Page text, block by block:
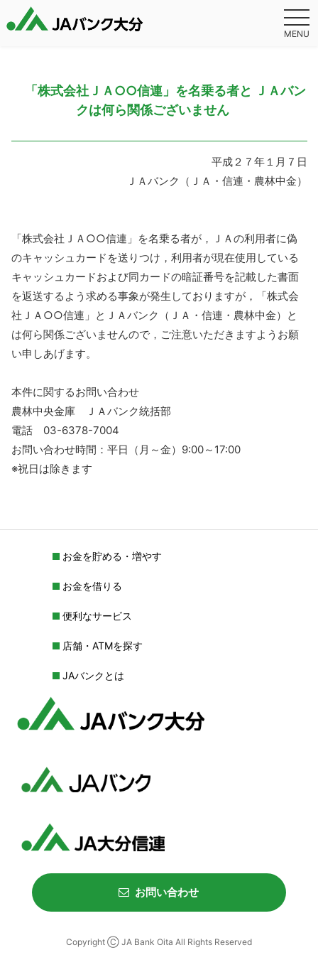
MENU
「株式会社ＪＡ○○信連」を名乗る者と ＪＡバン
クは何ら関係ございません
平成２７年１月７日
ＪＡバンク（ＪＡ・信連・農林中金）
「株式会社ＪＡ○○信連」を名乗る者が，ＪＡの利用者に偽
のキャッシュカードを送りつけ，利用者が現在使用している
キャッシュカードおよび同カードの暗証番号を記載した書面
を返送するよう求める事象が発生しておりますが，「株式会
社ＪＡ○○信連」とＪＡバンク（ＪＡ・信連・農林中金）と
は何ら関係ございませんので，ご注意いただきますようお願
い申しあげます。
本件に関するお問い合わせ
農林中央金庫 ＪＡバンク統括部
電話 03-6378-7004
お問い合わせ時間：平日（月～金）9:00～17:00
※祝日は除きます
お金を貯める・増やす
お金を借りる
便利なサービス
店舗・ATMを探す
JAバンクとは
お問い合わせ
Copyright Ⓒ JA Bank Oita All Rights Reserved